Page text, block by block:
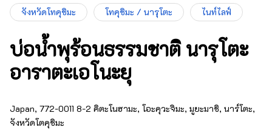
จังหวัดโทคุชิมะ โทคุชิมะ / นารุโตะ ไนท์ไลฟ์
บ่อน้ำพุร้อนธรรมชาติ นารุโตะ
อาราตะเอโนะยุ
Japan, 772-0011 8-2 คิตะโนฮามะ, โอะคุวะจิมะ, มูยะมาชิ, นาร์โตะ,
จังหวัดโตคุชิมะ